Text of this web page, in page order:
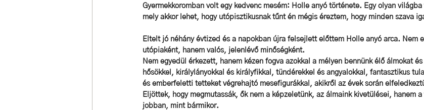
Gyermekkoromban volt egy kedvenc mesém: Holle anyó története. Egy olyan
mely akkor lehet, hogy utópisztikusnak tűnt én mégis éreztem, hogy minden szava
Eltelt jó néhány évtized és a napokban újra felsejlett előttem Holle anyó arca. Nem
utópiaként, hanem valós, jelenlévő minőségként.
Nem egyedül érkezett, hanem kézen fogva azokkal a mélyen bennünk élő álmokat
hősökkel, királylányokkal és királyfikkal, tündérekkel és angyalokkal, fantasztikus
és emberfeletti tetteket végrehajtó mesefigurákkal, akikről az évek során
Eljöttek, hogy megmutassák, ők nem a képzeletünk, az álmaink kivetülései, hanem
jobban, mint bármikor.